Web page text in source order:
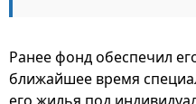
Ранее фонд обеспечил
ближайшее время